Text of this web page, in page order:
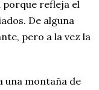
porque refleja el
De alguna
pero a la vez la
una montaña de